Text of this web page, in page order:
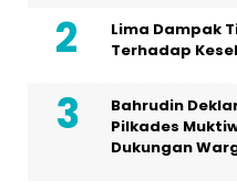
Lima Dampak
Terhadap
Bahrudin
Pilkades
Dukungan